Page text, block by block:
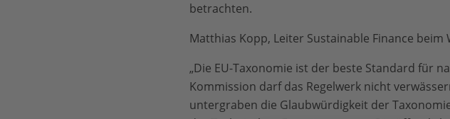
betrachten.
Matthias Kopp, Leiter Sustainable Finance
„Die EU-Taxonomie ist der beste Standard für
Kommission darf das Regelwerk nicht
untergraben die Glaubwürdigkeit der